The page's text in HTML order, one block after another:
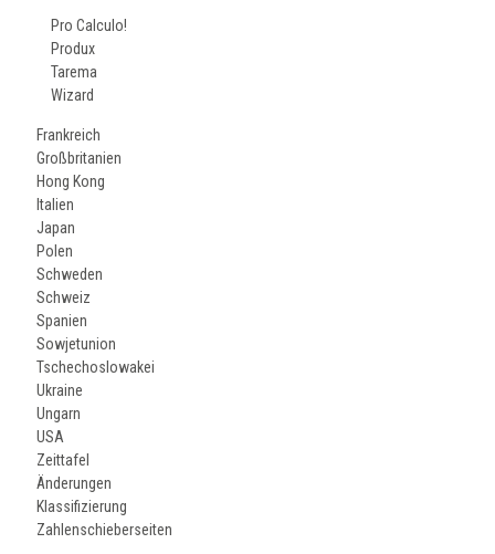
Pro Calculo!
Produx
Tarema
Wizard
Frankreich
Großbritanien
Hong Kong
Italien
Japan
Polen
Schweden
Schweiz
Spanien
Sowjetunion
Tschechoslowakei
Ukraine
Ungarn
USA
Zeittafel
Änderungen
Klassifizierung
Zahlenschieberseiten